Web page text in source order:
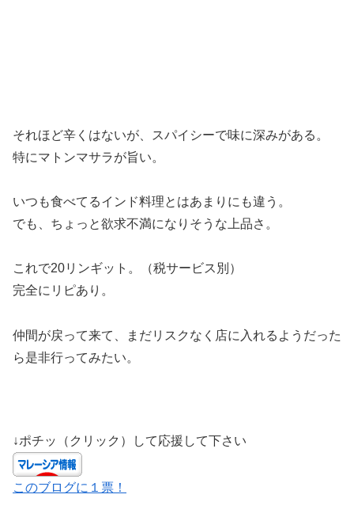
それほど辛くはないが、スパイシーで味に深みがある。
特にマトンマサラが旨い。
いつも食べてるインド料理とはあまりにも違う。
でも、ちょっと欲求不満になりそうな上品さ。
これで20リンギット。（税サービス別）
完全にリピあり。
仲間が戻って来て、まだリスクなく店に入れるようだった
ら是非行ってみたい。
↓ポチッ（クリック）して応援して下さい
このブログに１票！